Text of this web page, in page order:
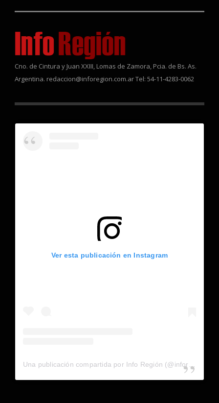
Cno. de Cintura y Juan XXIII, Lomas de Zamora, Pcia. de Bs. As.
Argentina. redaccion@inforegion.com.ar Tel: 54-11-4283-0062
Ver esta publicación en Instagram
Una publicación compartida por Info Región (@inforegion_redes)